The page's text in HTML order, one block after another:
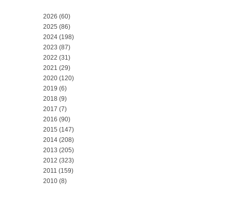
2026 (60)
2025 (86)
2024 (198)
2023 (87)
2022 (31)
2021 (29)
2020 (120)
2019 (6)
2018 (9)
2017 (7)
2016 (90)
2015 (147)
2014 (208)
2013 (205)
2012 (323)
2011 (159)
2010 (8)